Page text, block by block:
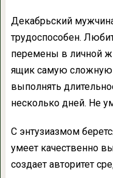
Декабрьский
трудоспособен.
перемены в личной
ящик самую сложную
выполнять
несколько дней. Не
С энтузиазмом
умеет качественно
создает авторитет